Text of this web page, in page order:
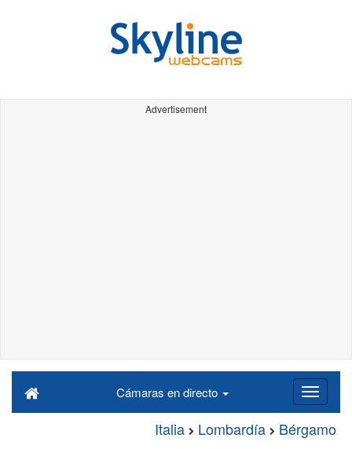
Advertisement
Cámaras en directo
Italia Lombardía Bérgamo